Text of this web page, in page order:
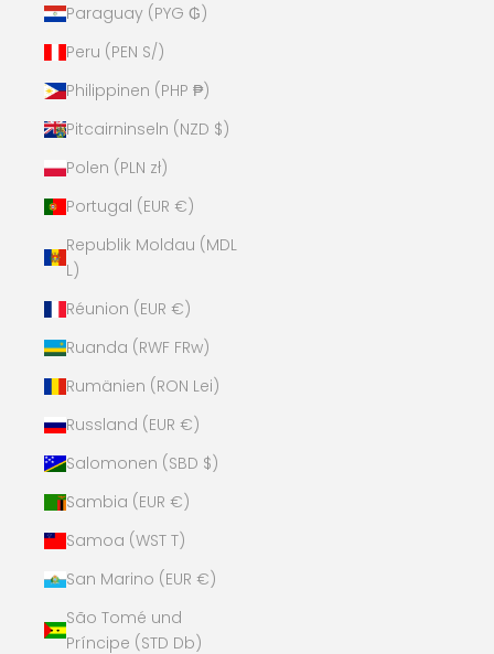
Paraguay (PYG ₲)
Peru (PEN S/)
Philippinen (PHP ₱)
Pitcairninseln (NZD $)
Polen (PLN zł)
Portugal (EUR €)
Republik Moldau (MDL
L)
Réunion (EUR €)
Ruanda (RWF FRw)
Rumänien (RON Lei)
Russland (EUR €)
Salomonen (SBD $)
Sambia (EUR €)
Samoa (WST T)
San Marino (EUR €)
São Tomé und
Príncipe (STD Db)